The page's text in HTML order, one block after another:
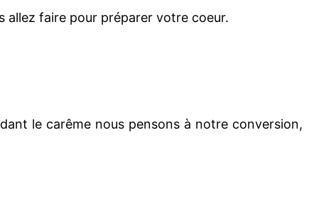
allez faire pour préparer votre coeur.
le carême nous pensons à notre conversion,